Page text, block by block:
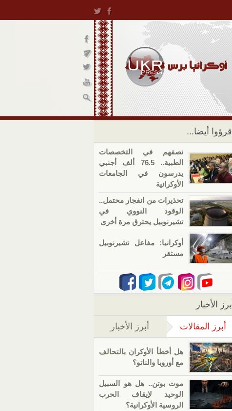
اقرؤوا أيضا...
نصفهم في التخصصات
الطبية.. 76.5 ألف أجنبي
يدرسون في الجامعات
الأوكرانية
تحذيرات من انفجار محتمل..
الوقود النووي في
تشيرنوبيل يحترق مرة أخرى
أوكرانيا: مفاعل تشيرنوبيل
مستقر
أبرز الأخبار
أبرز المقالات (علامة التبويب النشطة)
أبرز الأخبار
هل أخطأ الأوكران بالتحالف
مع أوروبا والناتو؟
موت بوتن.. هل هو السبيل
الوحيد لإيقاف الحرب
الروسية الأوكرانية؟